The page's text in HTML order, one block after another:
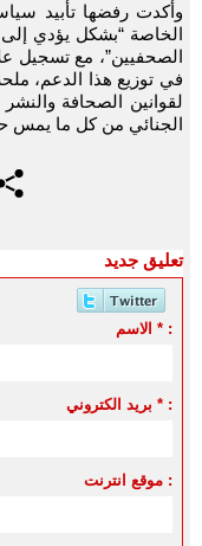
وأكدت رفضها تأبيد
الخاصة “بشكل يؤدي إلى
الصحفيين”، مع تسجيل
في توزيع هذا الدعم،
لقوانين الصحافة
الجنائي من كل ما يمس
تعليق جديد
الاسم * :
بريد الكتروني * :
موقع انترنت :